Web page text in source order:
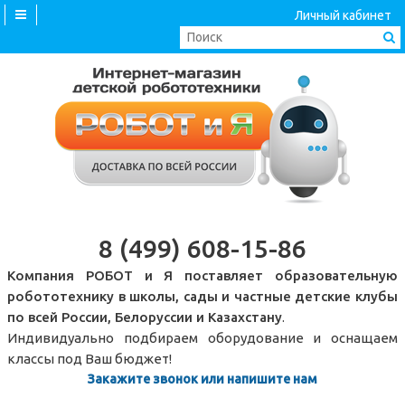
Личный кабинет
8 (499) 608-15-86
Компания РОБОТ и Я поставляет образовательную
робототехнику в школы, сады и частные детские клубы
по всей России, Белоруссии и Казахстану.
Индивидуально подбираем оборудование и оснащаем
классы под Ваш бюджет!
Закажите звонок или напишите нам